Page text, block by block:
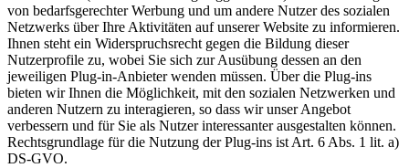
von bedarfsgerechter Werbung und um andere Nutzer des sozialen
Netzwerks über Ihre Aktivitäten auf unserer Website zu informieren.
Ihnen steht ein Widerspruchsrecht gegen die Bildung dieser
Nutzerprofile zu, wobei Sie sich zur Ausübung dessen an den
jeweiligen Plug-in-Anbieter wenden müssen. Über die Plug-ins
bieten wir Ihnen die Möglichkeit, mit den sozialen Netzwerken und
anderen Nutzern zu interagieren, so dass wir unser Angebot
verbessern und für Sie als Nutzer interessanter ausgestalten können.
Rechtsgrundlage für die Nutzung der Plug-ins ist Art. 6 Abs. 1 lit. a)
DS-GVO.